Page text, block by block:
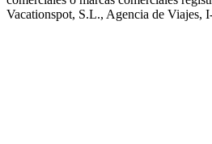
Vacationspot, S.L., Agencia de Viajes,